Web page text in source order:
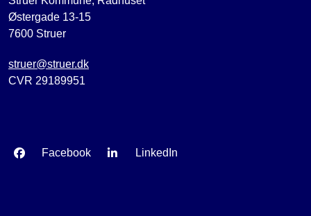
Østergade 13-15
7600 Struer
struer@struer.dk
CVR 29189951
Facebook LinkedIn